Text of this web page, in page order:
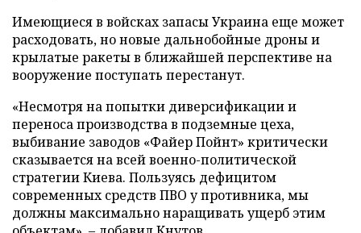
Имеющиеся в войсках запасы Украина еще может
расходовать, но новые дальнобойные дроны и
крылатые ракеты в ближайшей перспективе на
вооружение поступать перестанут.
«Несмотря на попытки диверсификации и
переноса производства в подземные цеха,
выбивание заводов «Файер Пойнт» критически
сказывается на всей военно-политической
стратегии Киева. Пользуясь дефицитом
современных средств ПВО у противника, мы
должны максимально наращивать ущерб этим